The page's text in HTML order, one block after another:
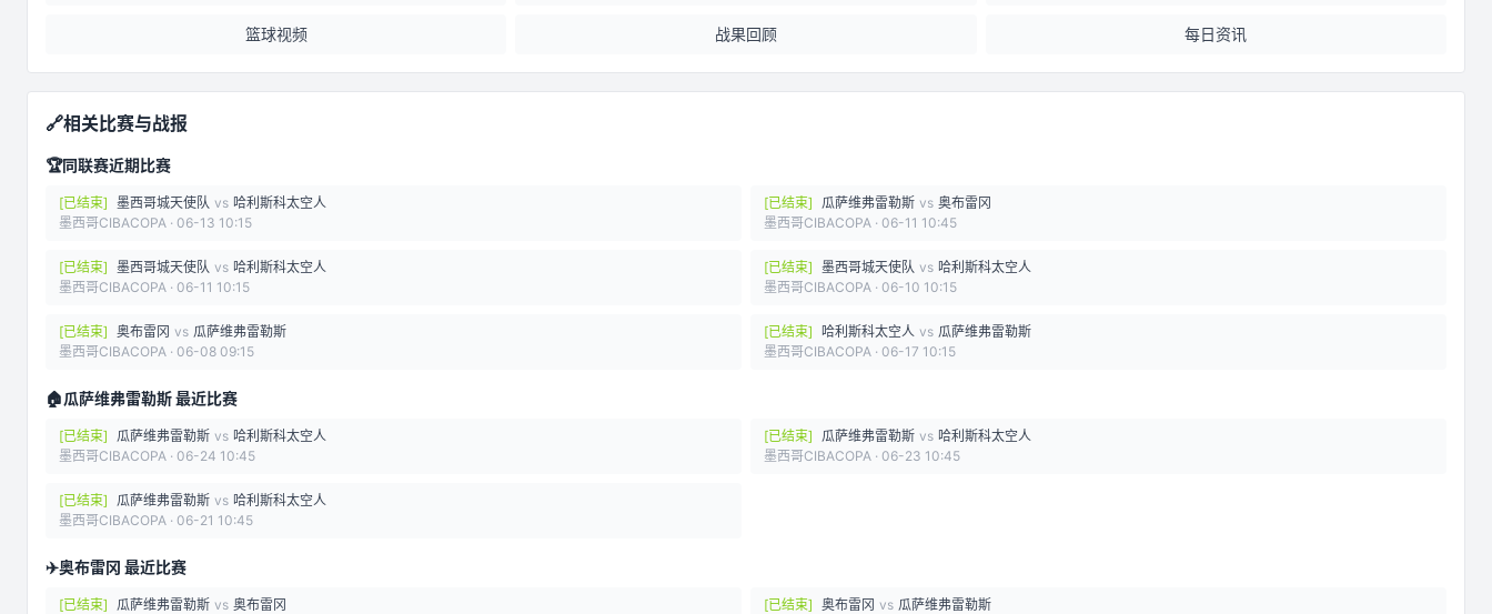
篮球视频 战果回顾 每日资讯
🔗相关比赛与战报
🏆同联赛近期比赛
[已结束] 墨西哥城天使队 vs 哈利斯科太空人
墨西哥CIBACOPA · 06-13 10:15
[已结束] 瓜萨维弗雷勒斯 vs 奥布雷冈
墨西哥CIBACOPA · 06-11 10:45
[已结束] 墨西哥城天使队 vs 哈利斯科太空人
墨西哥CIBACOPA · 06-11 10:15
[已结束] 墨西哥城天使队 vs 哈利斯科太空人
墨西哥CIBACOPA · 06-10 10:15
[已结束] 奥布雷冈 vs 瓜萨维弗雷勒斯
墨西哥CIBACOPA · 06-08 09:15
[已结束] 哈利斯科太空人 vs 瓜萨维弗雷勒斯
墨西哥CIBACOPA · 06-17 10:15
🏠瓜萨维弗雷勒斯 最近比赛
[已结束] 瓜萨维弗雷勒斯 vs 哈利斯科太空人
墨西哥CIBACOPA · 06-24 10:45
[已结束] 瓜萨维弗雷勒斯 vs 哈利斯科太空人
墨西哥CIBACOPA · 06-23 10:45
[已结束] 瓜萨维弗雷勒斯 vs 哈利斯科太空人
墨西哥CIBACOPA · 06-21 10:45
✈️奥布雷冈 最近比赛
[已结束] 瓜萨维弗雷勒斯 vs 奥布雷冈
[已结束] 奥布雷冈 vs 瓜萨维弗雷勒斯